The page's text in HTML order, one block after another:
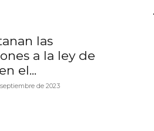
las
a la ley de
el...
de 2023